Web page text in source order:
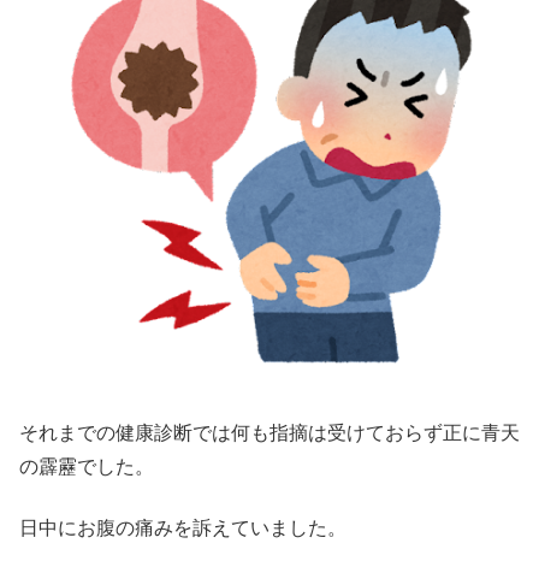
それまでの健康診断では何も指摘は受けておらず正に青天
の霹靂でした。
日中にお腹の痛みを訴えていました。